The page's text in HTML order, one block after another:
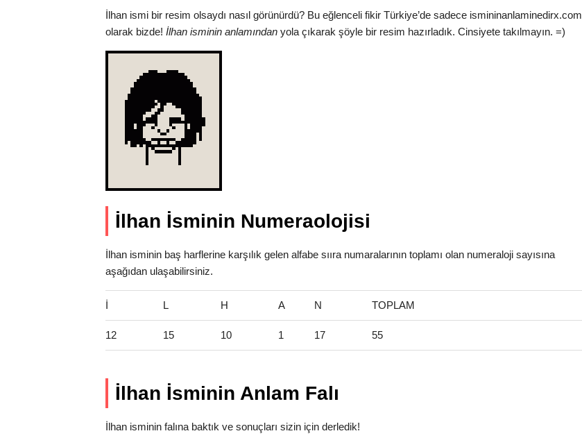
İlhan ismi bir resim olsaydı nasıl görünürdü? Bu eğlenceli fikir Türkiye’de sadece ismininanlaminedirx.com
olarak bizde! İlhan isminin anlamından yola çıkarak şöyle bir resim hazırladık. Cinsiyete takılmayın. =)
İlhan İsminin Numeraolojisi
İlhan isminin baş harflerine karşılık gelen alfabe sııra numaralarının toplamı olan numeraloji sayısına
aşağıdan ulaşabilirsiniz.
İ L H A N TOPLAM
12 15 10 1 17 55
İlhan İsminin Anlam Falı
İlhan isminin falına baktık ve sonuçları sizin için derledik!